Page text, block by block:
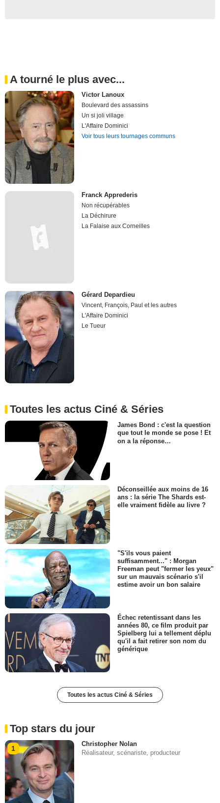
A tourné le plus avec...
Victor Lanoux
Boulevard des assassins
Un si joli village
L'Affaire Dominici
Voir tous leurs tournages communs
Franck Apprederis
Non récupérables
La Déchirure
La Falaise aux Corneilles
Gérard Depardieu
Vincent, François, Paul et les autres
L'Affaire Dominici
Le Tueur
Toutes les actus Ciné & Séries
James Bond : c'est la question
que tout le monde se pose ! Et
on a la réponse…
Déconseillée aux moins de 16
ans : la série The Shards est-
elle vraiment fidèle au livre ?
"S'ils vous paient
suffisamment..." : Morgan
Freeman peut "fermer les yeux"
sur un mauvais scénario s'il
estime avoir un bon salaire
Échec retentissant dans les
années 80, ce film produit par
Spielberg lui a tellement déplu
qu'il a fait retirer son nom du
générique
Toutes les actus Ciné & Séries
Top stars du jour
1
Christopher Nolan
Réalisateur, scénariste, producteur